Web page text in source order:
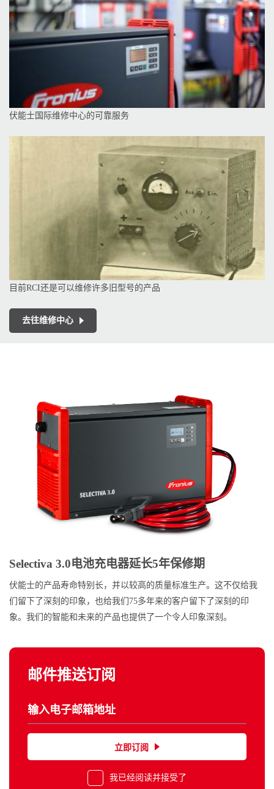
伏能士国际维修中心的可靠服务
目前RCI还是可以维修许多旧型号的产品
去往维修中心
Selectiva 3.0电池充电器延长5年保修期
伏能士的产品寿命特别长，并以较高的质量标准生产。这不仅给我
们留下了深刻的印象，也给我们75多年来的客户留下了深刻的印
象。我们的智能和未来的产品也提供了一个令人印象深刻。
邮件推送订阅
立即订阅
我已经阅读并接受了